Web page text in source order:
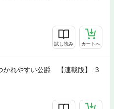
試し読み カートへ
かれやすい公爵 【連載版】: 3